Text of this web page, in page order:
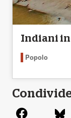
Indiani
Popolo